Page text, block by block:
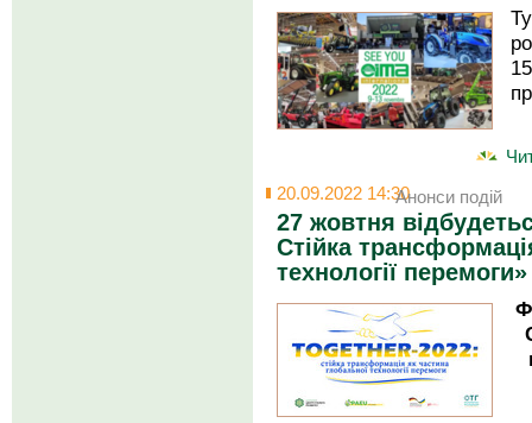
20.09.2022 14:30Анонси подій
27 жовтня
Стійка
технології перемоги»